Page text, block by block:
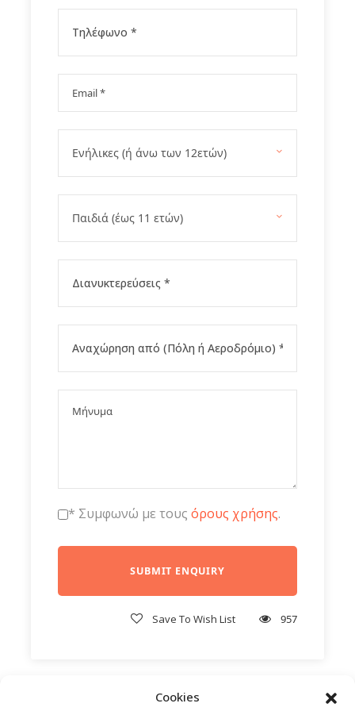
Cookies
* Συμφωνώ με τους όρους χρήσης.
Save To Wish List 957
Πρόγραμμα